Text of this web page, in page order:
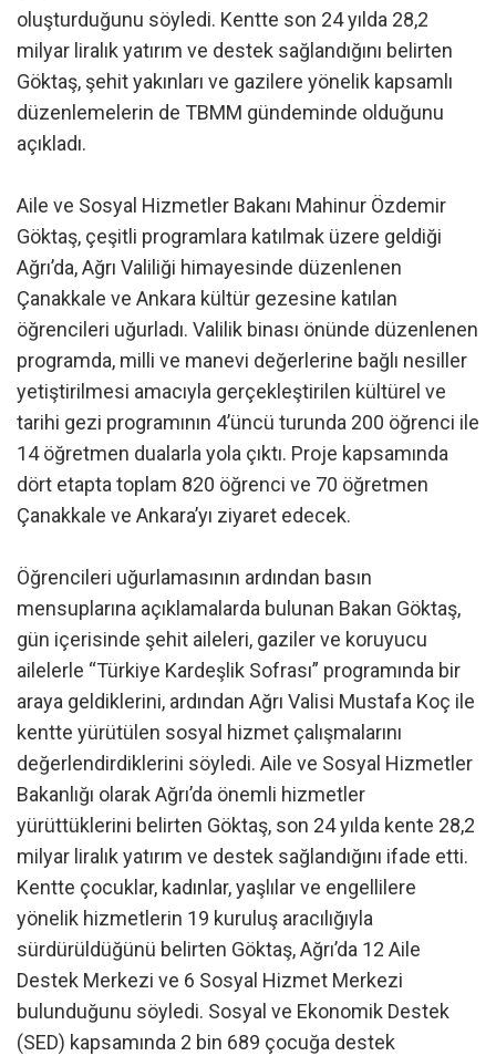
oluşturduğunu söyledi. Kentte son 24 yılda 28,2
milyar liralık yatırım ve destek sağlandığını belirten
Göktaş, şehit yakınları ve gazilere yönelik kapsamlı
düzenlemelerin de TBMM gündeminde olduğunu
açıkladı.
Aile ve Sosyal Hizmetler Bakanı Mahinur Özdemir
Göktaş, çeşitli programlara katılmak üzere geldiği
Ağrı’da, Ağrı Valiliği himayesinde düzenlenen
Çanakkale ve Ankara kültür gezesine katılan
öğrencileri uğurladı. Valilik binası önünde düzenlenen
programda, milli ve manevi değerlerine bağlı nesiller
yetiştirilmesi amacıyla gerçekleştirilen kültürel ve
tarihi gezi programının 4’üncü turunda 200 öğrenci ile
14 öğretmen dualarla yola çıktı. Proje kapsamında
dört etapta toplam 820 öğrenci ve 70 öğretmen
Çanakkale ve Ankara’yı ziyaret edecek.
Öğrencileri uğurlamasının ardından basın
mensuplarına açıklamalarda bulunan Bakan Göktaş,
gün içerisinde şehit aileleri, gaziler ve koruyucu
ailelerle “Türkiye Kardeşlik Sofrası” programında bir
araya geldiklerini, ardından Ağrı Valisi Mustafa Koç ile
kentte yürütülen sosyal hizmet çalışmalarını
değerlendirdiklerini söyledi. Aile ve Sosyal Hizmetler
Bakanlığı olarak Ağrı’da önemli hizmetler
yürüttüklerini belirten Göktaş, son 24 yılda kente 28,2
milyar liralık yatırım ve destek sağlandığını ifade etti.
Kentte çocuklar, kadınlar, yaşlılar ve engellilere
yönelik hizmetlerin 19 kuruluş aracılığıyla
sürdürüldüğünü belirten Göktaş, Ağrı’da 12 Aile
Destek Merkezi ve 6 Sosyal Hizmet Merkezi
bulunduğunu söyledi. Sosyal ve Ekonomik Destek
(SED) kapsamında 2 bin 689 çocuğa destek